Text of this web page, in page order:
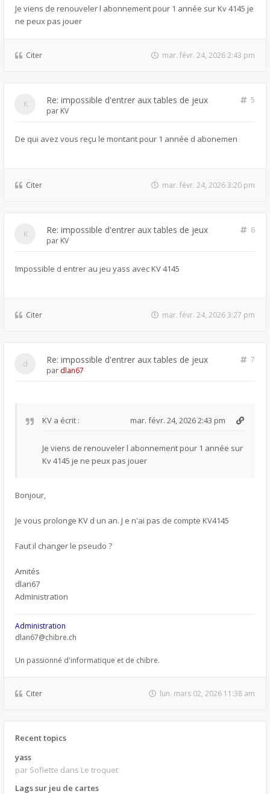
Je viens de renouveler l abonnement pour 1 année sur Kv 4145 je
ne peux pas jouer
Citer mar. févr. 24, 2026 2:43 pm
Re: impossible d'entrer aux tables de jeux
5
par KV
De qui avez vous reçu le montant pour 1 année d abonemen
Citer mar. févr. 24, 2026 3:20 pm
Re: impossible d'entrer aux tables de jeux
6
par KV
Impossible d entrer au jeu yass avec KV 4145
Citer mar. févr. 24, 2026 3:27 pm
Re: impossible d'entrer aux tables de jeux
7
par dlan67
KV a écrit : mar. févr. 24, 2026 2:43 pm
Je viens de renouveler l abonnement pour 1 année sur
Kv 4145 je ne peux pas jouer
Bonjour,
Je vous prolonge KV d un an. J e n'ai pas de compte KV4145
Faut il changer le pseudo ?
Amités
dlan67
Administration
Administration
dlan67@chibre.ch
Un passionné d'informatique et de chibre.
Citer lun. mars 02, 2026 11:38 am
Recent topics
yass
par Soflette dans Le troquet
Lags sur jeu de cartes